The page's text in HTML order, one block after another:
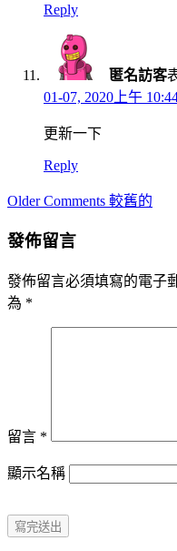
Reply
匿名訪客
01-07, 2020上午
更新一下
Reply
Comment
Older Comments 較舊的
發佈留言
發佈留言必須填寫的電子
為 *
留言 *
顯示名稱